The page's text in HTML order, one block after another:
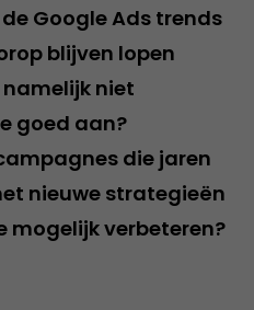
Google Ads trends
blijven lopen
namelijk niet
goed aan?
die jaren
nieuwe strategieën
mogelijk verbeteren?